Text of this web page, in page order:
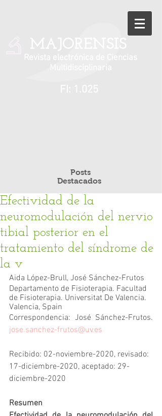
MAJORENSIS
Posts
Destacados
Efectividad de la
neuromodulación del nervio
tibial posterior en el
tratamiento del síndrome de
la v
Aida López-Brull, José Sánchez-Frutos
Departamento de Fisioterapia. Facultad
de Fisioterapia. Universitat De Valencia.
Valencia, Spain
jose.sanchez-frutos@uv.es
Recibido: 02-noviembre-2020, revisado:
17-diciembre-2020, aceptado: 29-
diciembre-2020
Resumen